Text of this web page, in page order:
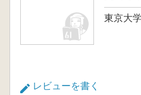
東京大
レビューを書く